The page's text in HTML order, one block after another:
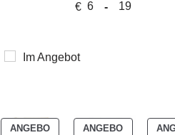
€ -
Im Angebot
ANGEBO
ANGEBO